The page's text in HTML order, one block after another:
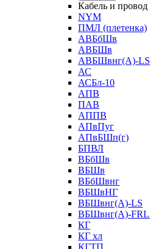
Кабель и
NYM
ПМЛ (плетенка)
АВБбШв
АВБШв
АВБШвнг(А)-LS
АС
АСБл-10
АПВ
ПАВ
АППВ
АПвПуг
АПвБШп(г)
БПВЛ
ВБбШв
ВБШв
ВБбШвнг
ВБШвНГ
ВБШвнг(А)-LS
ВБШвнг(А)-
КГ
КГ хл
КГТП